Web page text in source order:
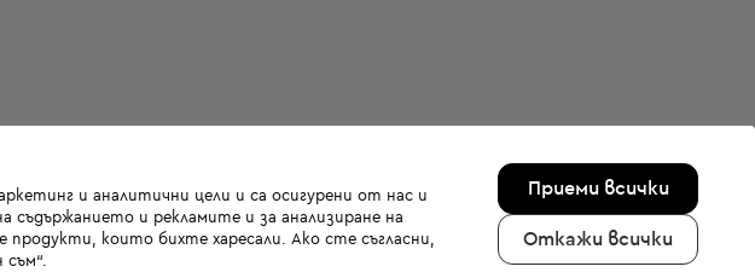
и аналитични цели и са осигурени от нас и
и рекламите и за анализиране на
които бихте харесали. Ако сте съгласни,
Приеми всички
Откажи всички